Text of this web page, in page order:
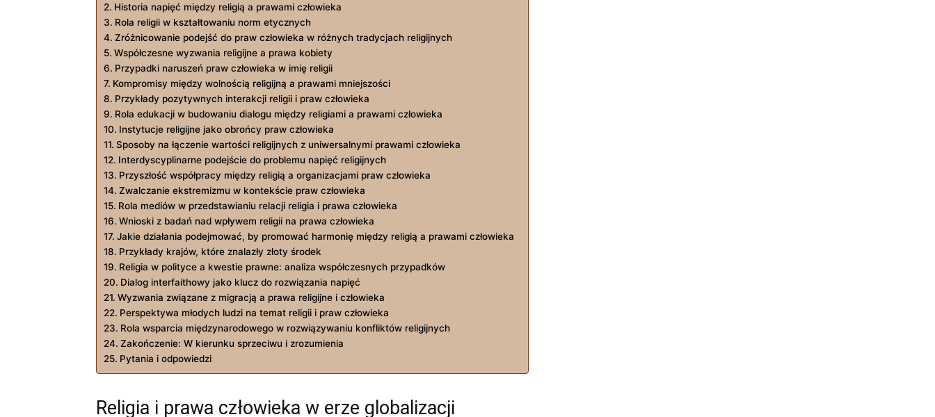
Historia ‌napięć między ⁤religią a⁢ prawami⁣ człowieka
Rola ‌religii w kształtowaniu norm etycznych
Zróżnicowanie podejść do praw człowieka⁢ w różnych tradycjach religijnych
Współczesne wyzwania religijne a ⁤prawa kobiety
Przypadki ‍naruszeń praw człowieka w imię‍ religii
Kompromisy między wolnością religijną a prawami mniejszości
Przykłady pozytywnych interakcji ⁤religii i praw ⁢człowieka
Rola edukacji w budowaniu dialogu między religiami a⁢ prawami człowieka
Instytucje religijne jako ⁤obrońcy praw człowieka
Sposoby na ‌łączenie wartości⁣ religijnych⁣ z uniwersalnymi prawami człowieka
Interdyscyplinarne podejście⁣ do problemu ⁤napięć​ religijnych
Przyszłość współpracy między religią a‌ organizacjami⁢ praw człowieka
Zwalczanie ekstremizmu w kontekście praw człowieka
Rola mediów w przedstawianiu relacji religia i ‌prawa⁢ człowieka
Wnioski z​ badań nad wpływem religii na prawa człowieka
Jakie działania podejmować, by promować harmonię ⁤między religią ⁢a prawami ‍człowieka
Przykłady⁢ krajów,⁣ które znalazły‍ złoty środek
Religia w​ polityce a‍ kwestie prawne: analiza współczesnych przypadków
Dialog interfaithowy jako klucz‍ do rozwiązania ⁣napięć
Wyzwania związane z migracją ​a ⁣prawa religijne i człowieka
Perspektywa ⁣młodych ludzi na​ temat religii ⁣i ‌praw człowieka
Rola ‍wsparcia⁤ międzynarodowego w rozwiązywaniu konfliktów⁤ religijnych
Zakończenie: W kierunku sprzeciwu⁣ i zrozumienia
Pytania i⁣ odpowiedzi
Religia i prawa człowieka⁣ w erze globalizacji